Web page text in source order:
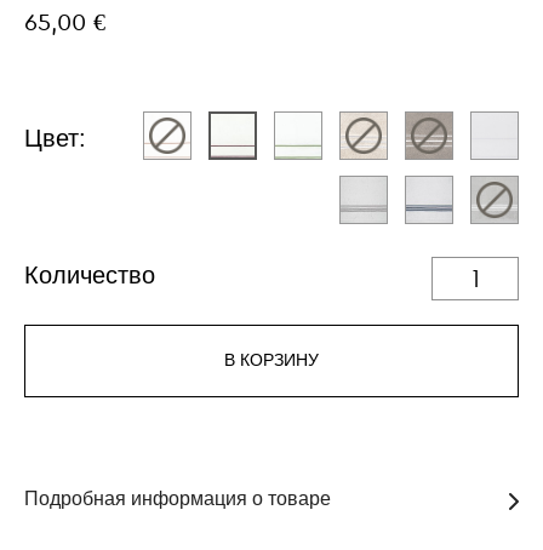
65,00 €
Цвет:
Количество
В КОРЗИНУ
Подробная информация о товаре